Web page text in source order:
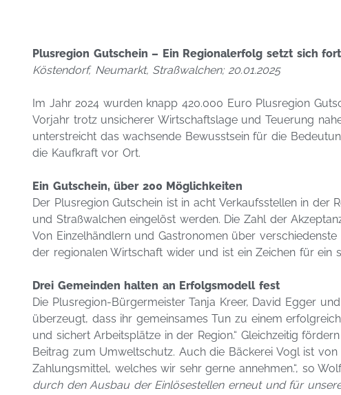
Plusregion Gutschein – Ein Regionalerfolg setzt sich fort
Köstendorf, Neumarkt, Straßwalchen; 20.01.2025
Im Jahr 2024 wurden knapp 420.000 Euro Plusregion
Vorjahr trotz unsicherer Wirtschaftslage und Teuerung
unterstreicht das wachsende Bewusstsein für die
die Kaufkraft vor Ort.
Ein Gutschein, über 200 Möglichkeiten
Der Plusregion Gutschein ist in acht Verkaufsstellen in
und Straßwalchen eingelöst werden. Die Zahl der
Von Einzelhändlern und Gastronomen über
der regionalen Wirtschaft wider und ist ein Zeichen für ein
Drei Gemeinden halten an Erfolgsmodell fest
Die Plusregion-Bürgermeister Tanja Kreer, David Egger
überzeugt, dass ihr gemeinsames Tun zu einem
und sichert Arbeitsplätze in der Region.“ Gleichzeitig
Beitrag zum Umweltschutz. Auch die Bäckerei Vogl ist
Zahlungsmittel, welches wir sehr gerne annehmen.“, so
durch den Ausbau der Einlösestellen erneut und für